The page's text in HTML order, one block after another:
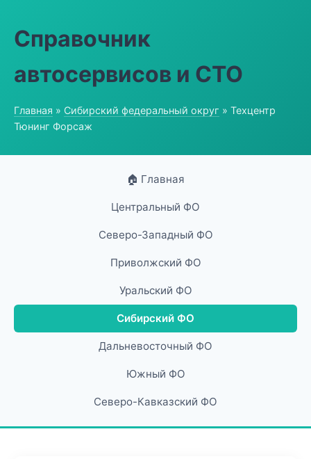
Справочник
автосервисов и СТО
Главная » Сибирский федеральный округ » Техцентр
Тюнинг Форсаж
🏠 Главная
Центральный ФО
Северо-Западный ФО
Приволжский ФО
Уральский ФО
Сибирский ФО
Дальневосточный ФО
Южный ФО
Северо-Кавказский ФО